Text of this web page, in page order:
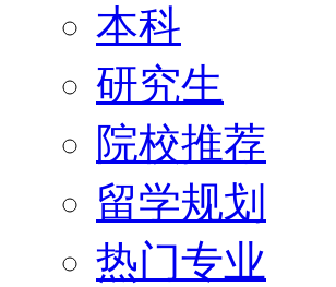
本科
研究生
院校推荐
留学规划
热门专业